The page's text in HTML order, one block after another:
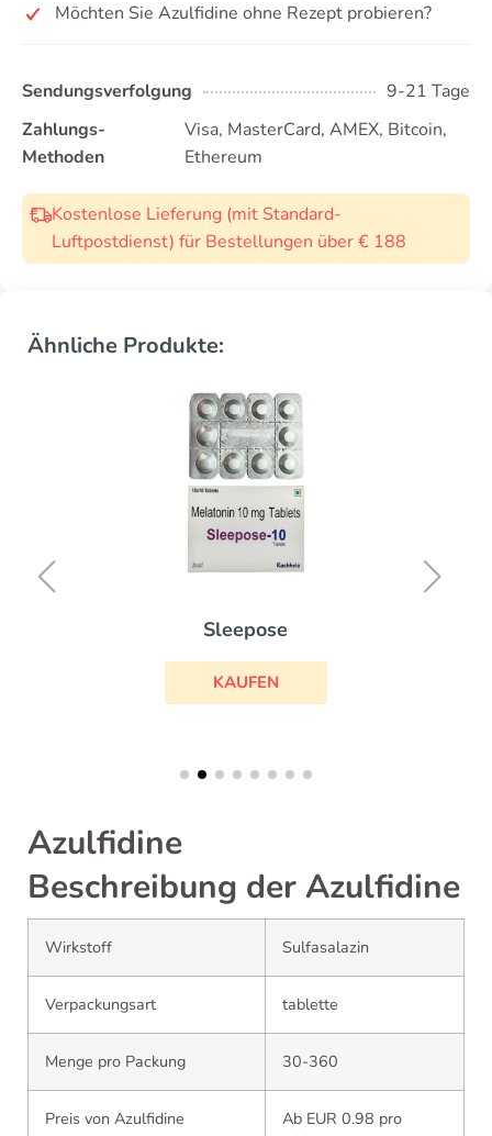
Möchten Sie Azulfidine ohne Rezept probieren?
Sendungsverfolgung
9-21 Tage
Zahlungs-
Methoden
Visa, MasterCard, AMEX, Bitcoin,
Ethereum
Kostenlose Lieferung (mit Standard-
Luftpostdienst) für Bestellungen über € 188
Ähnliche Produkte:
Sleepose
KAUFEN
Azulfidine
Beschreibung der Azulfidine
Wirkstoff Sulfasalazin
Verpackungsart tablette
Menge pro Packung 30-360
Preis von Azulfidine
Ab EUR 0.98 pro